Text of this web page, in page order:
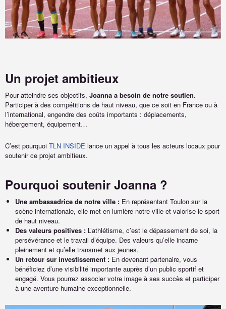
Un projet ambitieux
Pour atteindre ses objectifs, Joanna a besoin de notre soutien.
Participer à des compétitions de haut niveau, que ce soit en France ou à
l’international, engendre des coûts importants : déplacements,
hébergement, équipement…
C’est pourquoi TLN INSIDE lance un appel à tous les acteurs locaux pour
soutenir ce projet ambitieux.
Pourquoi soutenir Joanna ?
Une ambassadrice de notre ville : En représentant Toulon sur la
scène internationale, elle met en lumière notre ville et valorise le sport
de haut niveau.
Des valeurs positives : L’athlétisme, c’est le dépassement de soi, la
persévérance et le travail d’équipe. Des valeurs qu’elle incarne
pleinement et qu’elle transmet aux jeunes.
Un retour sur investissement : En devenant partenaire, vous
bénéficiez d’une visibilité importante auprès d’un public sportif et
engagé. Vous pourrez associer votre image à ses succès et participer
à une aventure humaine exceptionnelle.